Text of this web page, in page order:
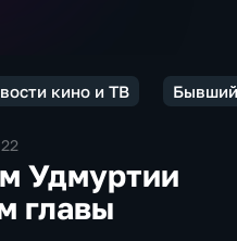
кино и ТВ
Удмуртии
главы